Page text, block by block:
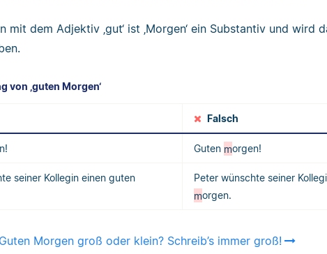
mit dem Adjektiv ‚gut‘ ist ‚Morgen‘ ein Substantiv und wird
von ‚guten Morgen‘
Falsch
Guten morgen!
seiner Kollegin einen guten
Peter wünschte seiner
morgen.
Guten Morgen groß oder klein? Schreib’s immer groß!